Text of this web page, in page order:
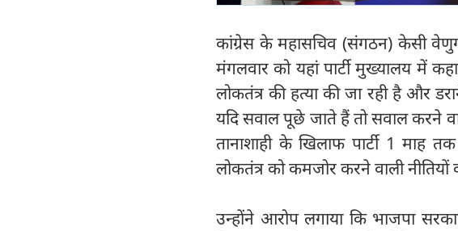
कांग्रेस के महासचिव (संगठन) केसी
मंगलवार को यहां पार्टी मुख्यालय में
लोकतंत्र की हत्या की जा रही है और
यदि सवाल पूछे जाते हैं तो सवाल करने
तानाशाही के खिलाफ पार्टी 1 माह
लोकतंत्र को कमजोर करने वाली
उन्होंने आरोप लगाया कि भाजपा